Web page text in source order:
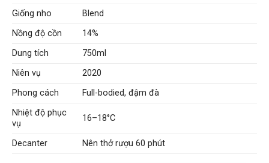
Giống nho
Blend
Nồng độ cồn
14%
Dung tích
750ml
Niên vụ
2020
Phong cách
Full-bodied, đậm đà
Nhiệt độ phục
vụ
16–18°C
Decanter Nên thở rượu 60 phút